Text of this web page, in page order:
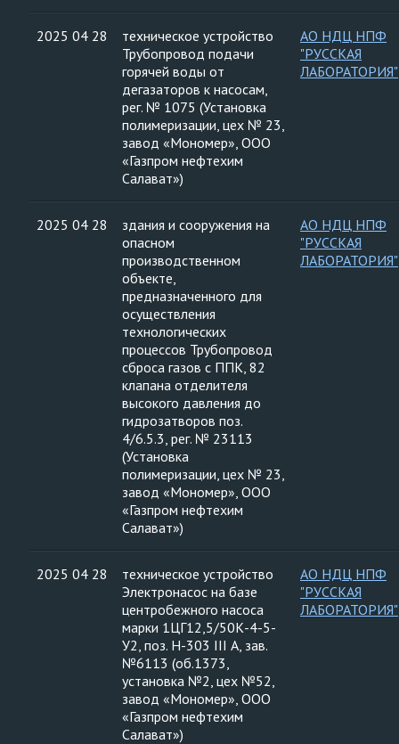
2025 04 28
техническое устройство
Трубопровод подачи
горячей воды от
дегазаторов к насосам,
рег. № 1075 (Установка
полимеризации, цех № 23,
завод «Мономер», ООО
«Газпром нефтехим
Салават»)
АО НДЦ НПФ
"РУССКАЯ
ЛАБОРАТОРИЯ"
2025 04 28
здания и сооружения на
опасном
производственном
объекте,
предназначенного для
осуществления
технологических
процессов Трубопровод
сброса газов с ППК, 82
клапана отделителя
высокого давления до
гидрозатворов поз.
4/6.5.3, рег. № 23113
(Установка
полимеризации, цех № 23,
завод «Мономер», ООО
«Газпром нефтехим
Салават»)
АО НДЦ НПФ
"РУССКАЯ
ЛАБОРАТОРИЯ"
2025 04 28
техническое устройство
Электронасос на базе
центробежного насоса
марки 1ЦГ12,5/50К-4-5-
У2, поз. Н-303 III А, зав.
№6113 (об.1373,
установка №2, цех №52,
завод «Мономер», ООО
«Газпром нефтехим
Салават»)
АО НДЦ НПФ
"РУССКАЯ
ЛАБОРАТОРИЯ"